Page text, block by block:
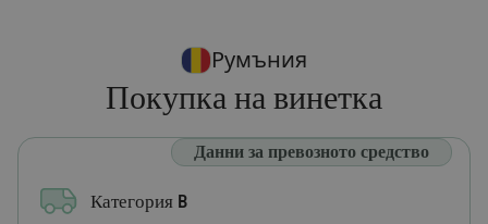
Румъния
Покупка на винетка
Данни за превозното средство
Категория B